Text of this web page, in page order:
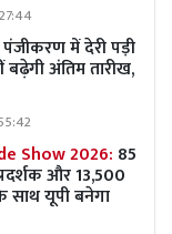
पंजीकरण में देरी पड़ी
बढ़ेगी अंतिम तारीख,
Show 2026: 85
और 13,500
यूपी बनेगा